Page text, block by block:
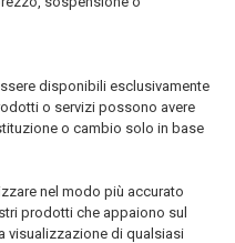
disponibili esclusivamente
o servizi possono avere
o cambio solo in base
nel modo più accurato
prodotti che appaiono sul
visualizzazione di qualsiasi